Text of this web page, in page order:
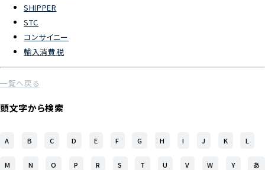
ENGLISH
SHIPPER
STC
コンサイニー
輸入消費税
一覧へ戻る
頭文字から検索
A B C D E F G H I J K L
M N O P R S T U V W Y あ